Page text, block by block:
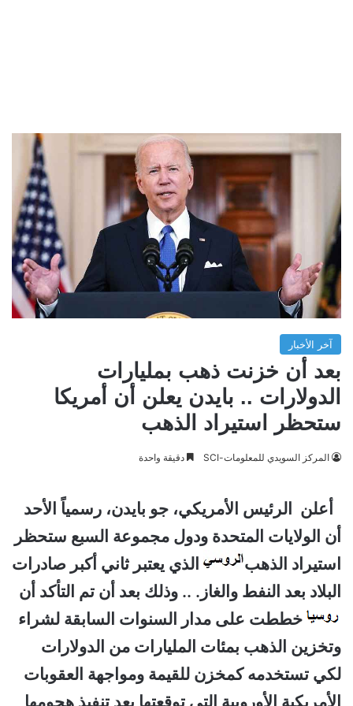
آخر الأخبار
بعد أن خزنت ذهب بمليارات
الدولارات .. بايدن يعلن أن أمريكا
ستحظر استيراد الذهب
المركز السويدي للمعلومات-SCI دقيقة واحدة
أعلن الرئيس الأمريكي، جو بايدن، رسمياً الأحد
أن الولايات المتحدة ودول مجموعة السبع ستحظر
استيراد الذهب
الذي يعتبر ثاني أكبر صادرات
البلاد بعد النفط والغاز. .. وذلك بعد أن تم التأكد أن
خططت على مدار السنوات السابقة لشراء
وتخزين الذهب بمئات المليارات من الدولارات
لكي تستخدمه كمخزن للقيمة ومواجهة العقوبات
الأمريكية الأوروبية التي توقعتها بعد تنفيذ هجومها